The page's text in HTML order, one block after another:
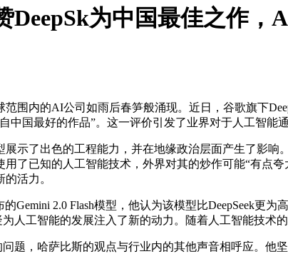
DeepSk为中国最佳之作，
内的AI公司如雨后春笋般涌现。近日，谷歌旗下
中国最好的作品”。这一评价引发了业界对于人工智能
示了出色的工程能力，并在地缘政治层面产生了影响
用了已知的人工智能技术，外界对其的炒作可能“有点
活力。
2.0 Flash模型，他认为该模型比DeepSeek更
人工智能的发展注入了新的动力。随着人工智能技术
，哈萨比斯的观点与行业内的其他声音相呼应。他